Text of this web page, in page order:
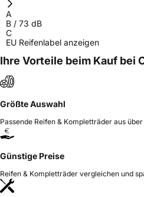
A
B / 73 dB
C
EU Reifenlabel anzeigen
Ihre Vorteile beim Kauf bei
Größte Auswahl
Passende Reifen & Kompletträder aus
Günstige Preise
Reifen & Kompletträder vergleichen und